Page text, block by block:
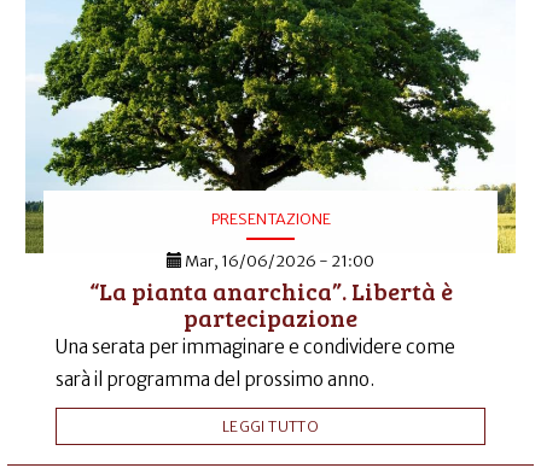
PRESENTAZIONE
Mar, 16/06/2026 - 21:00
“La pianta anarchica”. Libertà è
partecipazione
Una serata per immaginare e condividere come
sarà il programma del prossimo anno.
LEGGI TUTTO